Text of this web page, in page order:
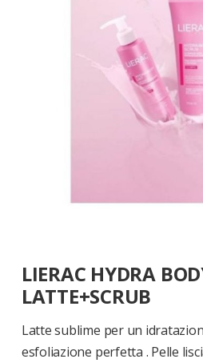
all'inizio
della
galleria
di
immagini
LIERAC HYDRA
LATTE+SCRUB
Latte sublime per un
esfoliazione perfetta . Pelle